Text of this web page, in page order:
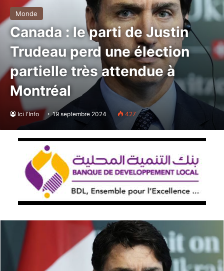
Monde
Canada : le parti de Justin
Trudeau perd une élection
partielle très attendue à
Montréal
Ici l'Info 19 septembre 2024 427